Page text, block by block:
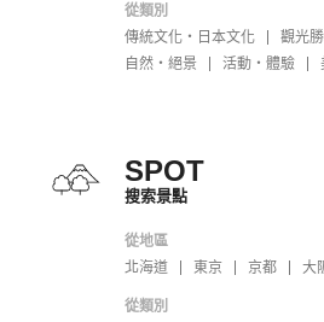
從類別
傳統文化・日本文化
觀光
自然・絕景
活動・體驗
SPOT
搜索景點
從地區
北海道
東京 京都 大
從類別